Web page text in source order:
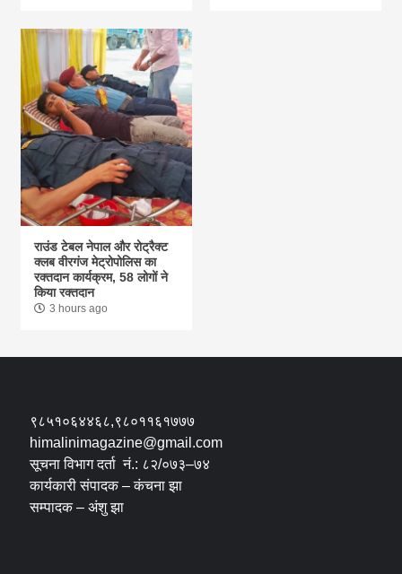
राउंड टेबल नेपाल और रोट्रैक्ट
क्लब वीरगंज मेट्रोपोलिस का
रक्तदान कार्यक्रम, 58 लोगों ने
किया रक्तदान
3 hours ago
९८५१०६४४६८,९८०११६१७७७
himalinimagazine@gmail.com
सूचना विभाग दर्ता नं.: ८२/०७३–७४
कार्यकारी संपादक – कंचना झा
सम्पादक – अंशु झा